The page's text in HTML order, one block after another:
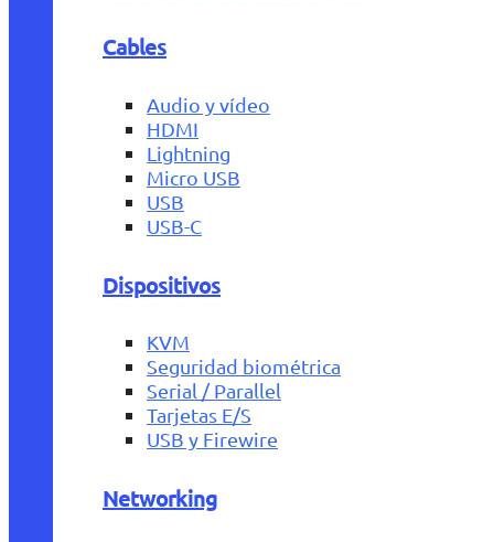
Cables
Audio y vídeo
HDMI
Lightning
Micro USB
USB
USB-C
Dispositivos
KVM
Seguridad biométrica
Serial / Parallel
Tarjetas E/S
USB y Firewire
Networking